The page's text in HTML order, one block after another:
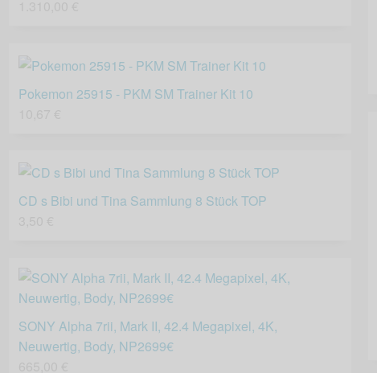
Pokemon 25915 - PKM SM Trainer Kit 10
CD s Bibi und Tina Sammlung 8 Stück TOP
SONY Alpha 7rii, Mark II, 42.4 Megapixel, 4K,
Neuwertig, Body, NP2699€